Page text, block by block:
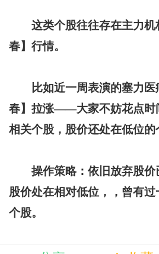
这类个股往往存在主力
春】行情。
比如近一周表演的塞力
春】拉涨——大家不妨花点时
相关个股，股价还处在低位的
操作策略：依旧放弃股
股价处在相对低位，，曾有
个股。